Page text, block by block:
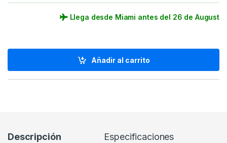
Llega desde Miami antes del 26 de August
Añadir al carrito
Descripción Especificaciones